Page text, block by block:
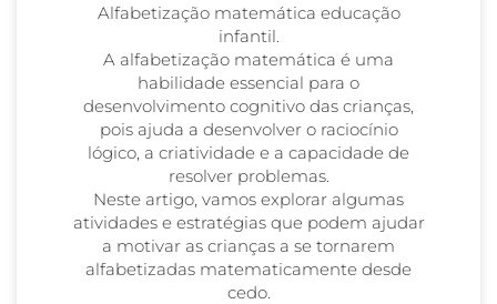
Alfabetização matemática educação
infantil.
A alfabetização matemática é uma
habilidade essencial para o
desenvolvimento cognitivo das crianças,
pois ajuda a desenvolver o raciocínio
lógico, a criatividade e a capacidade de
resolver problemas.
Neste artigo, vamos explorar algumas
atividades e estratégias que podem ajudar
a motivar as crianças a se tornarem
alfabetizadas matematicamente desde
cedo.